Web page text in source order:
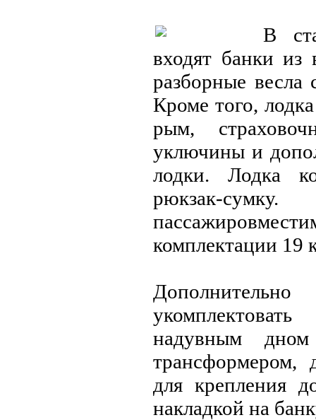
В
входят банки из
разборные
Кроме того,
рым,
уключины и
лодки. Лодка
рюкзак-
комплектации 19
надувным
трансформером,
для крепления
накладкой на